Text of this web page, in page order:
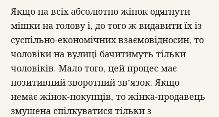
Якщо на всіх абсолютно жінок одягнути
мішки на голову і, до того ж видавити їх із
суспільно-економічних взаємовідносин, то
чоловіки на вулиці бачитимуть тільки
чоловіків. Мало того, цей процес має
позитивний зворотний зв’язок. Якщо
немає жінок-покупців, то жінка-продавець
змушена спілкуватися тільки з